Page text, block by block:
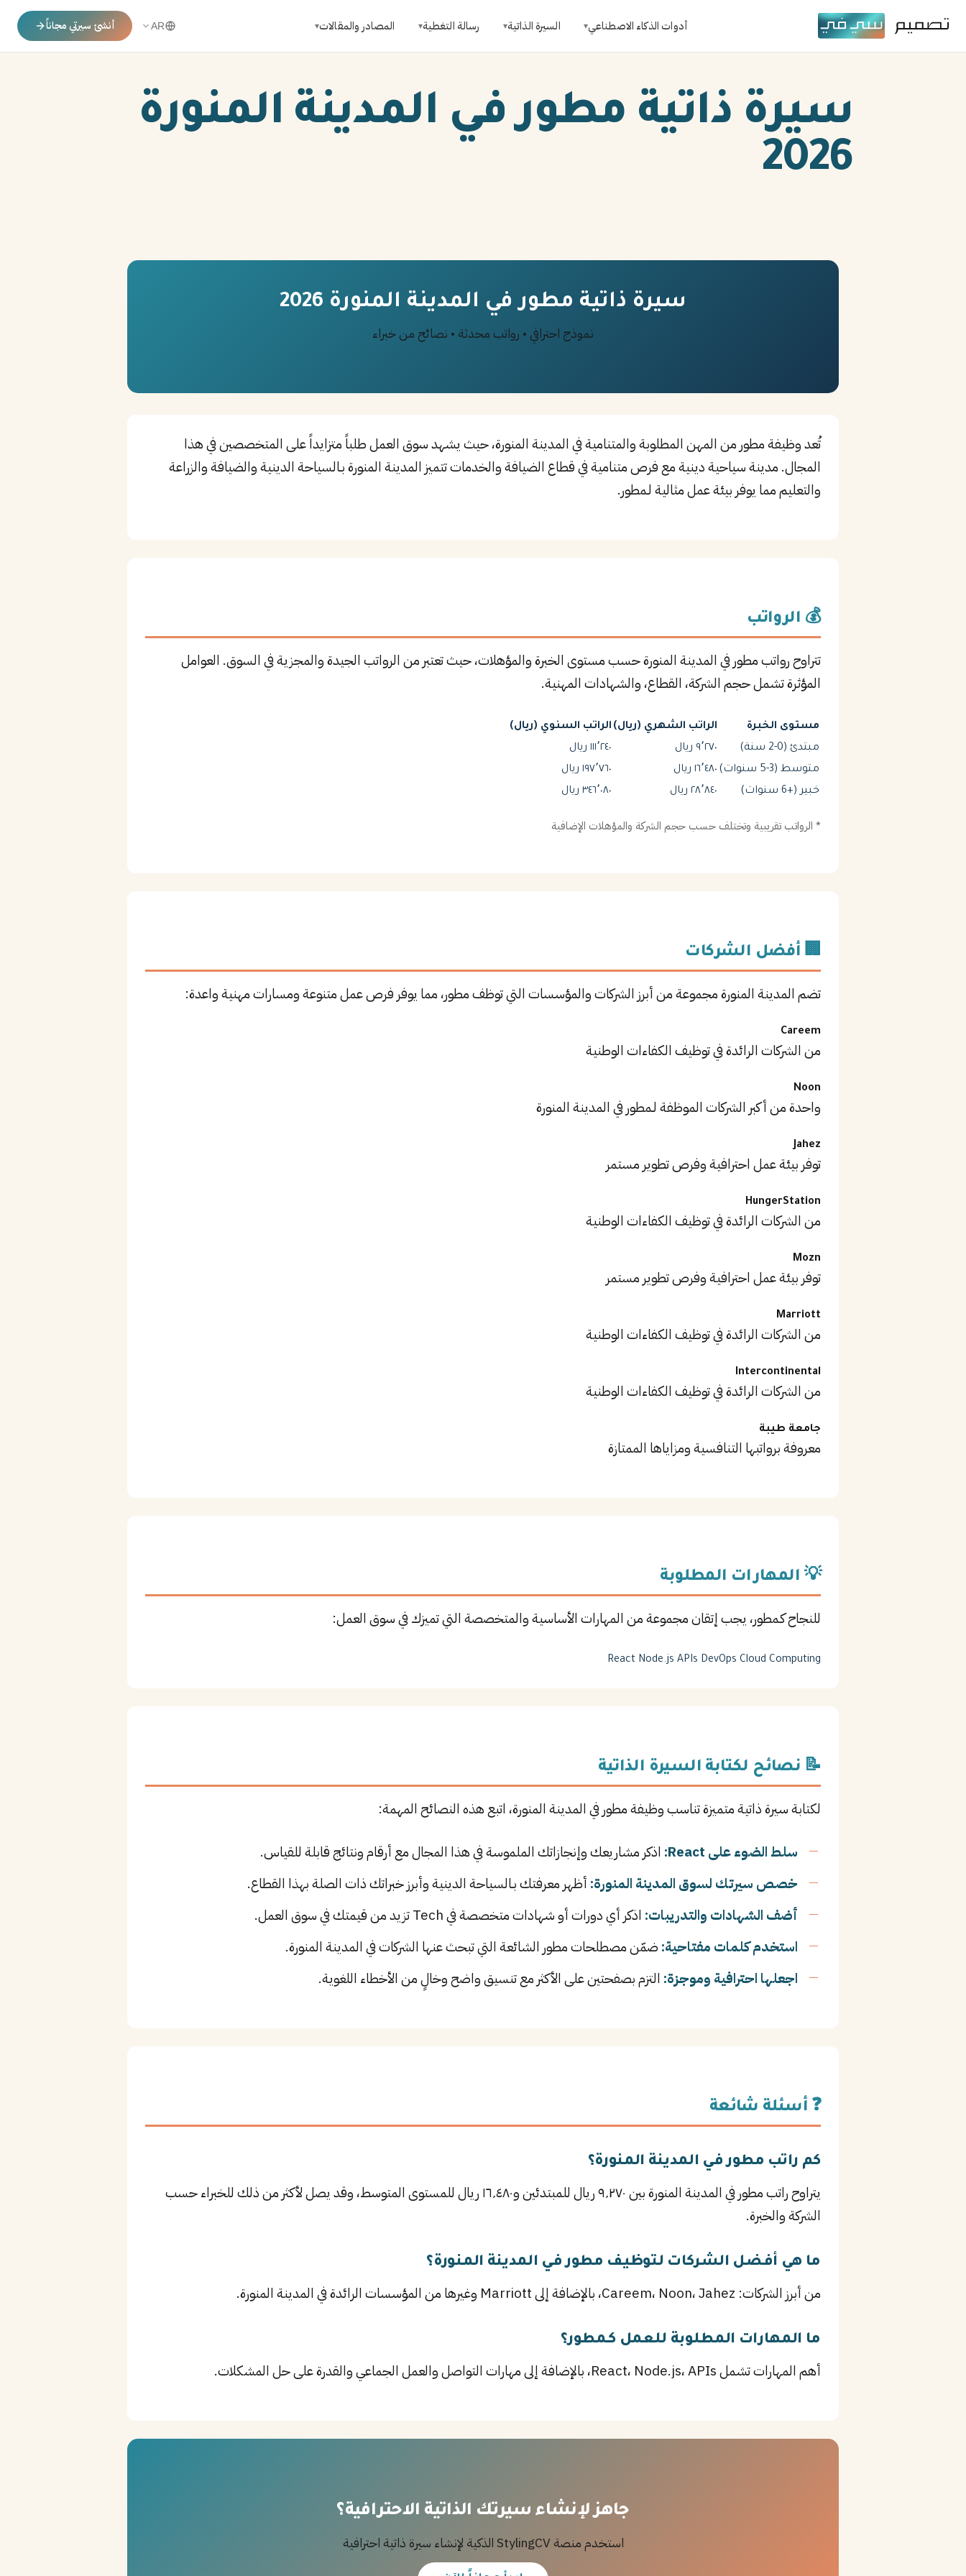
أدوات الذكاء الاصطناعي▾ السيرة الذاتية▾ رسالة التغطية▾ المصادر والمقالات▾
AR أنشئ سيرتي مجاناً
سيرة ذاتية مطور في المدينة المنورة
2026
سيرة ذاتية مطور في المدينة المنورة 2026
نموذج احترافي • رواتب محدثة • نصائح من خبراء
تُعد وظيفة مطور من المهن المطلوبة والمتنامية في المدينة المنورة، حيث يشهد سوق العمل طلباً متزايداً على المتخصصين في هذا
المجال. مدينة سياحية دينية مع فرص متنامية في قطاع الضيافة والخدمات تتميز المدينة المنورة بـالسياحة الدينية والضيافة والزراعة
والتعليم مما يوفر بيئة عمل مثالية لـمطور.
💰 الرواتب
تتراوح رواتب مطور في المدينة المنورة حسب مستوى الخبرة والمؤهلات، حيث تعتبر من الرواتب الجيدة والمجزية في السوق. العوامل
المؤثرة تشمل حجم الشركة، القطاع، والشهادات المهنية.
مستوى الخبرة الراتب الشهري (ريال) الراتب السنوي (ريال)
مبتدئ (0-2 سنة)
٩٬٢٧٠ ريال
١١١٬٢٤٠ ريال
متوسط (3-5 سنوات)
١٦٬٤٨٠ ريال
١٩٧٬٧٦٠ ريال
خبير (+6 سنوات)
٢٨٬٨٤٠ ريال ٣٤٦٬٠٨٠ ريال
* الرواتب تقريبية وتختلف حسب حجم الشركة والمؤهلات الإضافية
🏢 أفضل الشركات
تضم المدينة المنورة مجموعة من أبرز الشركات والمؤسسات التي توظف مطور، مما يوفر فرص عمل متنوعة ومسارات مهنية واعدة:
Careem
من الشركات الرائدة في توظيف الكفاءات الوطنية
Noon
واحدة من أكبر الشركات الموظفة لـمطور في المدينة المنورة
Jahez
توفر بيئة عمل احترافية وفرص تطوير مستمر
HungerStation
من الشركات الرائدة في توظيف الكفاءات الوطنية
Mozn
توفر بيئة عمل احترافية وفرص تطوير مستمر
Marriott
من الشركات الرائدة في توظيف الكفاءات الوطنية
Intercontinental
من الشركات الرائدة في توظيف الكفاءات الوطنية
جامعة طيبة
معروفة برواتبها التنافسية ومزاياها الممتازة
💡 المهارات المطلوبة
للنجاح كـمطور، يجب إتقان مجموعة من المهارات الأساسية والمتخصصة التي تميزك في سوق العمل:
React Node.js APIs DevOps Cloud Computing
📝 نصائح لكتابة السيرة الذاتية
لكتابة سيرة ذاتية متميزة تناسب وظيفة مطور في المدينة المنورة، اتبع هذه النصائح المهمة:
سلط الضوء على React:
اذكر مشاريعك وإنجازاتك الملموسة في هذا المجال مع أرقام ونتائج قابلة للقياس.
خصص سيرتك لسوق المدينة المنورة: أظهر معرفتك بـالسياحة الدينية وأبرز خبراتك ذات الصلة بهذا القطاع.
أضف الشهادات والتدريبات: اذكر أي دورات أو شهادات متخصصة في Tech تزيد من قيمتك في سوق العمل.
استخدم كلمات مفتاحية: ضمّن مصطلحات مطور الشائعة التي تبحث عنها الشركات في المدينة المنورة.
اجعلها احترافية وموجزة: التزم بصفحتين على الأكثر مع تنسيق واضح وخالٍ من الأخطاء اللغوية.
❓ أسئلة شائعة
كم راتب مطور في المدينة المنورة؟
يتراوح راتب مطور في المدينة المنورة بين ٩٬٢٧٠ ريال للمبتدئين و١٦٬٤٨٠ ريال للمستوى المتوسط، وقد يصل لأكثر من ذلك للخبراء حسب
الشركة والخبرة.
ما هي أفضل الشركات لتوظيف مطور في المدينة المنورة؟
من أبرز الشركات: Careem، Noon، Jahez، بالإضافة إلى Marriott وغيرها من المؤسسات الرائدة في المدينة المنورة.
ما المهارات المطلوبة للعمل كـمطور؟
أهم المهارات تشمل React، Node.js، APIs، بالإضافة إلى مهارات التواصل والعمل الجماعي والقدرة على حل المشكلات.
جاهز لإنشاء سيرتك الذاتية الاحترافية؟
استخدم منصة StylingCV الذكية لإنشاء سيرة ذاتية احترافية